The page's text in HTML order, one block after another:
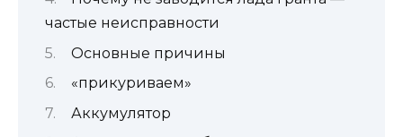
частые неисправности
Основные причины
«прикуриваем»
Аккумулятор